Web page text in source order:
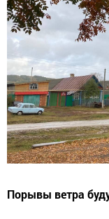
Порывы ветра